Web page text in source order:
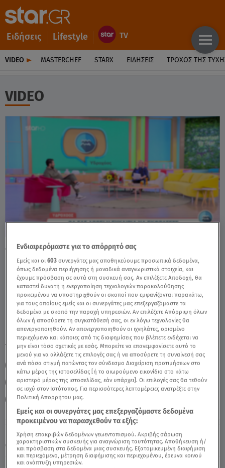
Ειδήσεις Lifestyle
VIDEO MASTERCHEF STARX ΕΙΔΉΣΕΙΣ ΤΡΟΧΌΣ ΤΗΣ
VIDEO
Κυριακή 9 Αυγούστου 2026
23.04.26, 11:50 ΖΩΔΙΑ
Υδροχόος Σήμερα 23/04/26: Οι
Προβλέψεις Της Άσης Μπήλιου - Video
TAGS: ΖΩΔΙΑ ΣΗΜΕΡΑ ΖΩΔΙΑ ΥΔΡΟΧΟΟΣ
ΖΩΔΙΑ ΑΣΗ ΜΠΗΛΙΟΥ
ΗΜΕΡΗΣΙΕΣ ΠΡΟΒΛΕΨΕΙΣ
ΑΣΤΡΟΛΟΓΙΚΕΣ ΠΡΟΒΛΕΨΕΙΣ
ΖΩΔΙΑ ΑΣΗ ΜΠΗΛΙΟΥ
BREAKFAST@STAR
Ενδιαφερόμαστε για το απόρρητό σας
Εμείς και οι603 συνεργάτες μας αποθηκεύουμε προσωπικά δεδομένα,
όπως δεδομένα περιήγησης ή μοναδικά αναγνωριστικά στοιχεία, και
έχουμε πρόσβαση σε αυτά στη συσκευή σας. Αν επιλέξετε Αποδοχή, θα
καταστεί δυνατή η ενεργοποίηση τεχνολογιών παρακολούθησης
προκειμένου να υποστηριχθούν οι σκοποί που εμφανίζονται παρακάτω,
για τους οποίους εμείς και οι συνεργάτες μας επεξεργαζόμαστε τα
δεδομένα με σκοπό την παροχή υπηρεσιών. Αν επιλέξετε Απόρριψη όλων
όλων ή αποσύρετε τη συγκατάθεσή σας, οι εν λόγω τεχνολογίες θα
απενεργοποιηθούν. Αν απενεργοποιηθούν οι ιχνηλάτες, ορισμένο
περιεχόμενο και κάποιες από τις διαφημίσεις που βλέπετε ενδέχεται να
μην είναι τόσο σχετικές με εσάς. Μπορείτε να επανεμφανίσετε αυτό το
μενού για να αλλάξετε τις επιλογές σας ή να αποσύρετε τη συναίνεσή σας
ανά πάσα στιγμή πατώντας τον σύνδεσμο Διαχείριση προτιμήσεων στο
κάτω μέρος της ιστοσελίδας [ή το αιωρούμενο εικονίδιο στο κάτω
αριστερό μέρος της ιστοσελίδας, εάν υπάρχει]. Οι επιλογές σας θα τεθούν
σε ισχύ στον Ιστότοπος. Για περισσότερες λεπτομέρειες ανατρέξτε στην
Πολιτική Απορρήτου μας.
Εμείς και οι συνεργάτες μας επεξεργαζόμαστε δεδομένα
προκειμένου να παρασχεθούν τα εξής:
Χρήση επακριβών δεδομένων γεωεντοπισμού. Ακριβής σάρωση
χαρακτηριστικών συσκευής για αναγνώριση ταυτότητας. Αποθήκευση ή/
και πρόσβαση στα δεδομένα μιας συσκευής. Εξατομικευμένη διαφήμιση
και περιεχόμενο, μέτρηση διαφήμισης και περιεχομένου, έρευνα κοινού
και ανάπτυξη υπηρεσιών.